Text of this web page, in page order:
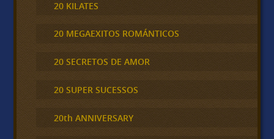
20 KILATES
20 MEGAEXITOS ROMÁNTICOS
20 SECRETOS DE AMOR
20 SUPER SUCESSOS
20th ANNIVERSARY